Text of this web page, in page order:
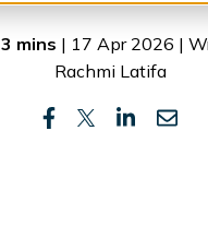
3 mins | 17 Apr 2026 |
Rachmi Latifa